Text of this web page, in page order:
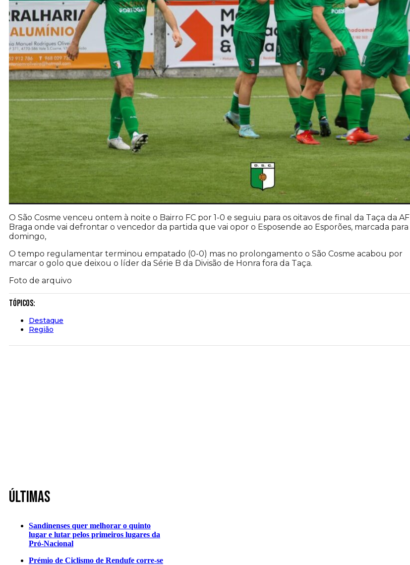
O São Cosme venceu ontem à noite o Bairro FC por 1-0 e seguiu para os oitavos de final da Taça da AF
Braga onde vai defrontar o vencedor da partida que vai opor o Esposende ao Esporões, marcada para
domingo,
O tempo regulamentar terminou empatado (0-0) mas no prolongamento o São Cosme acabou por
marcar o golo que deixou o líder da Série B da Divisão de Honra fora da Taça.
Foto de arquivo
Tópicos:
Destaque
Região
Últimas
Sandinenses quer melhorar o quinto
lugar e lutar pelos primeiros lugares da
Pró-Nacional
Prémio de Ciclismo de Rendufe corre-se